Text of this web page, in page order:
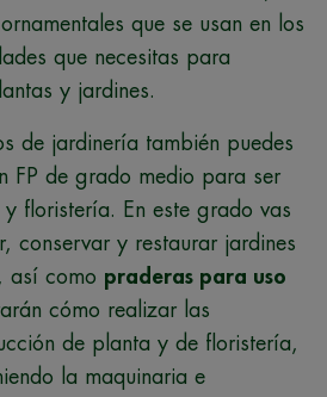
que se usan en los
que necesitas para
y jardines.
de jardinería también puedes
FP de grado medio para ser
floristería. En este grado vas
conservar y restaurar jardines
así como praderas para uso
cómo realizar las
de planta y de floristería,
la maquinaria e